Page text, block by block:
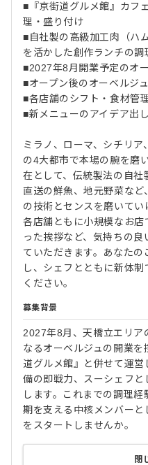
■『京街道グルメ館』カフ
理・盛り付け
■自社製の高級加工肉（ハ
を活かした創作ランチの調
■2027年8月開業予定のオ
■オープン後のオーベルジ
■各店舗のシフト・食材管
■新メニューのアイデア出
ミラノ、ローマ、シチリ
の4大都市で本場の腕を磨
在として、伝統製法の自
直送の鮮魚、地元野菜な
の技術とセンスを磨いてい
各店舗ともに小規模なお店
った挨拶など、気持ちの
ていただきます。あなた
し、シェフとともに新体
ください。
募集背景
2027年8月、天橋立エリア
なるオーベルジュの開業
道グルメ館』と併せて運
備の即戦力、スーシェフ
します。これまでの調理
期を支える中核メンバー
をスタートしませんか。
閉